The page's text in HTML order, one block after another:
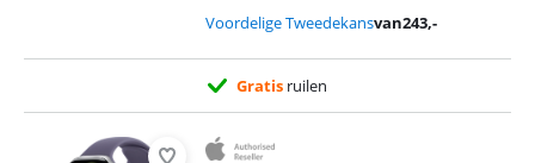
Voordelige Tweedekansvan243,-
Gratis ruilen